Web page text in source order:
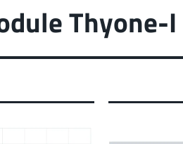
Thyone-